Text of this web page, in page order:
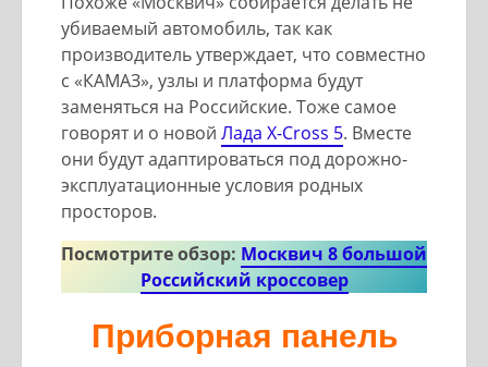
убиваемый автомобиль, так как
производитель утверждает, что совместно
с «КАМАЗ», узлы и платформа будут
заменяться на Российские. Тоже самое
говорят и о новой Лада X-Cross 5. Вместе
они будут адаптироваться под дорожно-
эксплуатационные условия родных
просторов.
Посмотрите обзор: Москвич 8 большой
Российский кроссовер
Приборная панель